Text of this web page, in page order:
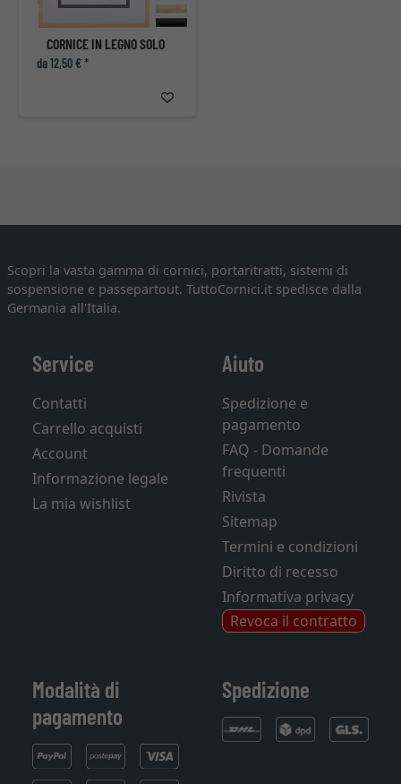
CORNICE IN LEGNO SOLO
da 12,50 € *
Scopri la vasta gamma di cornici, portaritratti, sistemi di
sospensione e passepartout. TuttoCornici.it spedisce dalla
Germania all'Italia.
Service
Contatti
Carrello acquisti
Account
Informazione legale
La mia wishlist
Aiuto
Spedizione e
pagamento
FAQ - Domande
frequenti
Rivista
Sitemap
Termini e condizioni
Diritto di recesso
Informativa privacy
Revoca il contratto
Modalità di
pagamento
Spedizione